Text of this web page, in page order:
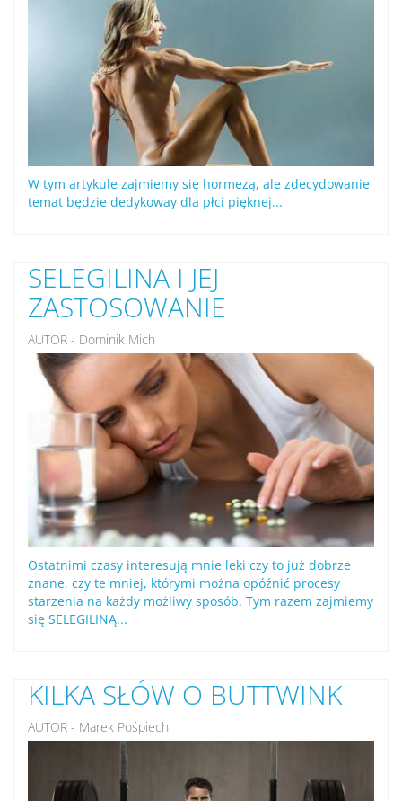
W tym artykule zajmiemy się hormezą, ale zdecydowanie
temat będzie dedykoway dla płci pięknej...
SELEGILINA I JEJ
ZASTOSOWANIE
AUTOR - Dominik Mich
Ostatnimi czasy interesują mnie leki czy to już dobrze
znane, czy te mniej, którymi można opóźnić procesy
starzenia na każdy możliwy sposób. Tym razem zajmiemy
się SELEGILINĄ...
KILKA SŁÓW O BUTTWINK
AUTOR - Marek Pośpiech